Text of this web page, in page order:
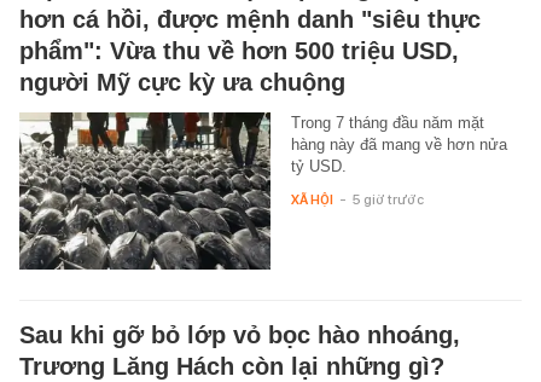
hơn cá hồi, được mệnh danh "siêu thực
phẩm": Vừa thu về hơn 500 triệu USD,
người Mỹ cực kỳ ưa chuộng
Trong 7 tháng đầu năm mặt
hàng này đã mang về hơn nửa
tỷ USD.
XÃ HỘI - 5 giờ trước
Sau khi gỡ bỏ lớp vỏ bọc hào nhoáng,
Trương Lăng Hách còn lại những gì?